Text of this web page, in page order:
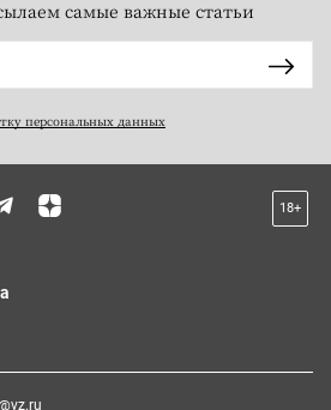
самые важные статьи
персональных данных
18+